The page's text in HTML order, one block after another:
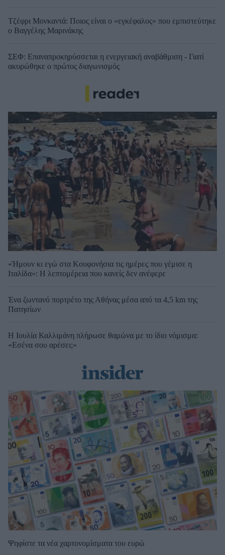
Τζέφρι Μονκαντά: Ποιος είναι ο «εγκέφαλος» που εμπιστεύτηκε
ο Βαγγέλης Μαρινάκης
ΣΕΦ: Επαναπροκηρύσσεται η ενεργειακή αναβάθμιση - Γιατί
ακυρώθηκε ο πρώτος διαγωνισμός
«Ήμουν κι εγώ στα Κουφονήσια τις ημέρες που γέμισε η
Ιταλίδα»: Η λεπτομέρεια που κανείς δεν ανέφερε
Ένα ζωντανό πορτρέτο της Αθήνας μέσα από τα 4,5 km της
Πατησίων
Η Ιουλία Καλλιμάνη πλήρωσε θαμώνα με το ίδιο νόμισμα:
«Εσένα σου αρέσει;»
Ψηφίστε τα νέα χαρτονομίσματα του ευρώ